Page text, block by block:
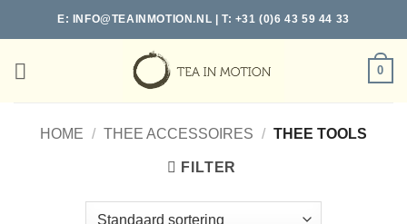
E: INFO@TEAINMOTION.NL | T: +31 (0)6 43 59 44 33
0
HOME / THEE ACCESSOIRES / THEE TOOLS
FILTER